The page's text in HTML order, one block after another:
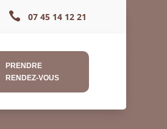
 07 45 14 12 21
PRENDRE
RENDEZ-VOUS